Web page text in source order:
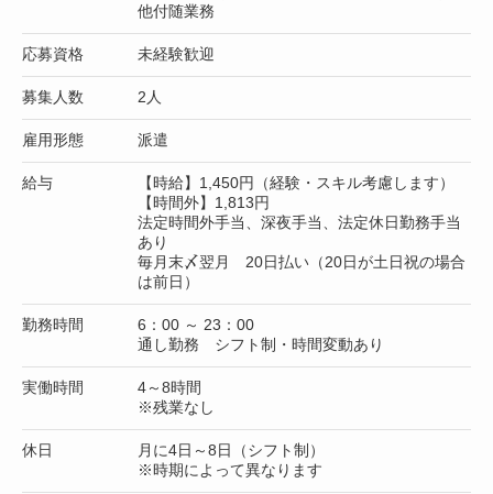
他付随業務
応募資格 未経験歓迎
募集人数 2人
雇用形態 派遣
給与
【時給】1,450円（経験・スキル考慮します）
【時間外】1,813円
法定時間外手当、深夜手当、法定休日勤務手当
あり
毎月末〆翌月 20日払い（20日が土日祝の場合
は前日）
勤務時間
6：00 ～ 23：00
通し勤務 シフト制・時間変動あり
実働時間
4～8時間
※残業なし
休日
月に4日～8日（シフト制）
※時期によって異なります